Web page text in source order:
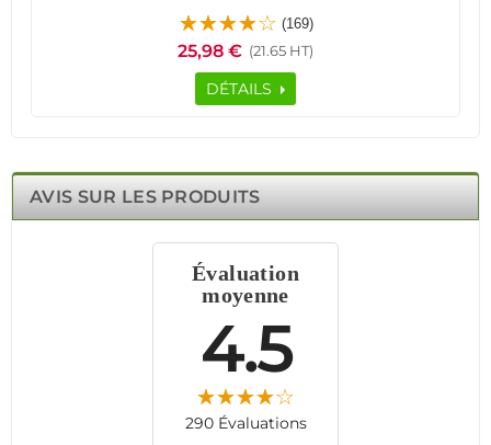
connectée LHD8100, il utilise une technologie de
communication bidirectionnelle FSK 868 MHz
garantissant une transmission rapide et sécurisée des
alertes. Son cryptage des données AES protège
efficacement contre les interférences et les tentatives de
surveillance optimale des maisons, bureaux, commerces
et bâtiments industriels. Son immunité aux animaux
sensibilité réglables s’adaptent à divers environnements.
L’installation est simple et rapide grâce à son support
rotatif universel et sa connexion intuitive via l’application
distance, assurant une sécurité sans faille, sans
abonnement ni contraintes.
(169)
25,98 € (21.65 HT)
DÉTAILS
AVIS SUR LES PRODUITS
Évaluation
moyenne
4.5
290 Évaluations